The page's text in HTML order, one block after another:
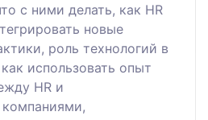
с ними делать, как HR
новые
роль технологий в
использовать опыт
HR и